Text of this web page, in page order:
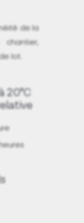
de la
lot.
20°C